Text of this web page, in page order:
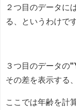
２つ目のデータに
る、というわけです
３つ目のデータの
その差を表示する
ここでは年齢を計